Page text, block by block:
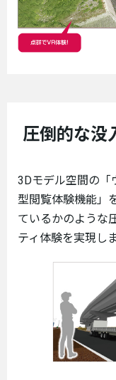
圧倒的な没
3Dモデル空間の「
型閲覧体験機能」
ているかのような
ティ体験を実現しま